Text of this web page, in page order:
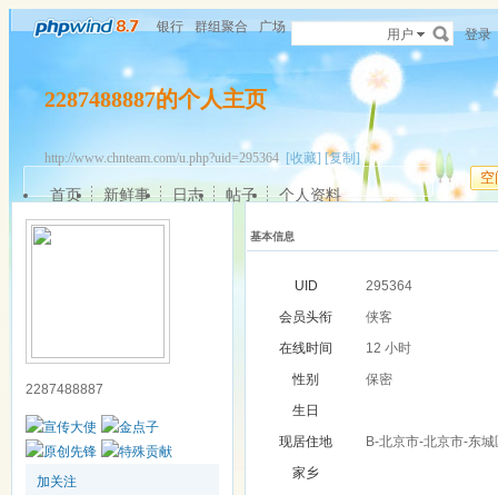
银行 群组聚合 广场 用户 登录
2287488887的个人主页
http://www.chnteam.com/u.php?uid=295364 [收藏] [复制]
空
首页 新鲜事 日志 帖子 个人资料
2287488887
加关注
基本信息
UID
295364
会员头衔
侠客
在线时间
12 小时
性别
保密
生日
现居住地
B-北京市-北京市-东城
家乡